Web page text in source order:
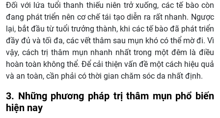
Đối với lứa tuổi thanh thiếu niên trở xuống, các tế bào còn
đang phát triển nên cơ chế tái tạo diễn ra rất nhanh. Ngược
lại, bắt đầu từ tuổi trưởng thành, khi các tế bào đã phát triển
đầy đủ và tối đa, các vết thâm sau mụn khó có thể mờ đi. Vì
vậy, cách trị thâm mụn nhanh nhất trong một đêm là điều
hoàn toàn không thể. Để cải thiện vấn đề một cách hiệu quả
và an toàn, cần phải có thời gian chăm sóc da nhất định.
3. Những phương pháp trị thâm mụn phổ biến
hiện nay